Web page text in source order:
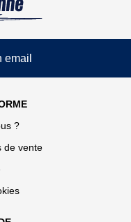
email
?
de vente